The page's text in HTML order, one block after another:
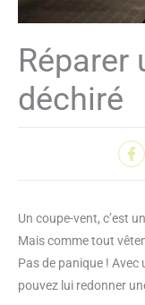
Réparer
déchiré
Un coupe-vent, c’est
Mais comme tout
Pas de panique !
pouvez lui redonner